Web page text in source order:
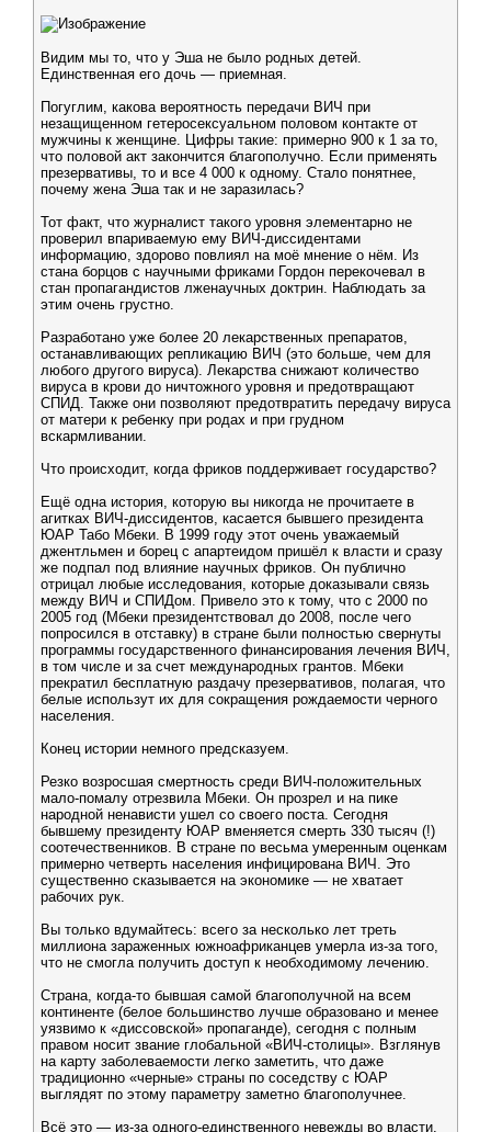
Видим мы то, что у Эша не было родных детей.
Единственная его дочь — приемная.
Погуглим, какова вероятность передачи ВИЧ при
незащищенном гетеросексуальном половом контакте от
мужчины к женщине. Цифры такие: примерно 900 к 1 за то,
что половой акт закончится благополучно. Если применять
презервативы, то и все 4 000 к одному. Стало понятнее,
почему жена Эша так и не заразилась?
Тот факт, что журналист такого уровня элементарно не
проверил впариваемую ему ВИЧ-диссидентами
информацию, здорово повлиял на моё мнение о нём. Из
стана борцов с научными фриками Гордон перекочевал в
стан пропагандистов лженаучных доктрин. Наблюдать за
этим очень грустно.
Разработано уже более 20 лекарственных препаратов,
останавливающих репликацию ВИЧ (это больше, чем для
любого другого вируса). Лекарства снижают количество
вируса в крови до ничтожного уровня и предотвращают
СПИД. Также они позволяют предотвратить передачу вируса
от матери к ребенку при родах и при грудном
вскармливании.
Что происходит, когда фриков поддерживает государство?
Ещё одна история, которую вы никогда не прочитаете в
агитках ВИЧ-диссидентов, касается бывшего президента
ЮАР Табо Мбеки. В 1999 году этот очень уважаемый
джентльмен и борец с апартеидом пришёл к власти и сразу
же подпал под влияние научных фриков. Он публично
отрицал любые исследования, которые доказывали связь
между ВИЧ и СПИДом. Привело это к тому, что с 2000 по
2005 год (Мбеки президентствовал до 2008, после чего
попросился в отставку) в стране были полностью свернуты
программы государственного финансирования лечения ВИЧ,
в том числе и за счет международных грантов. Мбеки
прекратил бесплатную раздачу презервативов, полагая, что
белые использут их для сокращения рождаемости черного
населения.
Конец истории немного предсказуем.
Резко возросшая смертность среди ВИЧ-положительных
мало-помалу отрезвила Мбеки. Он прозрел и на пике
народной ненависти ушел со своего поста. Сегодня
бывшему президенту ЮАР вменяется смерть 330 тысяч (!)
соотечественников. В стране по весьма умеренным оценкам
примерно четверть населения инфицирована ВИЧ. Это
существенно сказывается на экономике — не хватает
рабочих рук.
Вы только вдумайтесь: всего за несколько лет треть
миллиона зараженных южноафриканцев умерла из-за того,
что не смогла получить доступ к необходимому лечению.
Страна, когда-то бывшая самой благополучной на всем
континенте (белое большинство лучше образовано и менее
уязвимо к «диссовской» пропаганде), сегодня с полным
правом носит звание глобальной «ВИЧ-столицы». Взглянув
на карту заболеваемости легко заметить, что даже
традиционно «черные» страны по соседству с ЮАР
выглядят по этому параметру заметно благополучнее.
Всё это — из-за одного-единственного невежды во власти.